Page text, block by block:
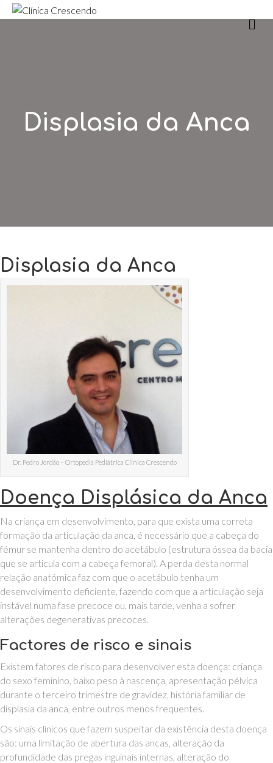
Displasia da Anca
Displasia da Anca
Dr. Pedro Jordão – Ortopedia Pediátrica Clínica Crescendo
Doença Displásica da Anca
Na criança em desenvolvimento, para que exista uma correta
formação da articulação da anca, é necessário que a cabeça do
fémur se mantenha dentro do acetábulo (estrutura óssea da bacia
que se articula com a cabeça femoral). A perda desta normal
relação anatómica faz com que o acetábulo tenha um
desenvolvimento deficiente, fazendo com que a articulação seja
instável numa fase precoce ou, mais tarde, venha a sofrer
alterações degenerativas precoces.
Factores de risco e sinais
Existem fatores de risco para desenvolver esta doença: criança
do sexo feminino, baixo peso à nascença, apresentação pélvica
durante o terceiro trimestre de gravidez, história familiar de
displasia da anca, entre outros menos frequentes.
Os sinais clínicos que fazem suspeitar da existência desta doença
são: uma limitação de abertura das ancas, alteração da
profundidade das pregas inguinais internas, alteração do